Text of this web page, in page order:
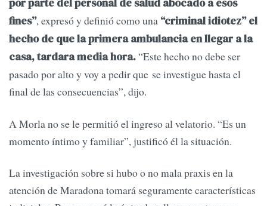
por parte del personal de salud abocado a esos
fines”, expresó y definió como una “criminal idiotez” el
hecho de que la primera ambulancia en llegar a la
casa, tardara media hora.“Este hecho no debe ser
pasado por alto y voy a pedir que se investigue hasta el
final de las consecuencias”, dijo.
A Morla no se le permitió el ingreso al velatorio. “Es un
momento íntimo y familiar”, justificó él la situación.
La investigación sobre si hubo o no mala praxis en la
atención de Maradona tomará seguramente características